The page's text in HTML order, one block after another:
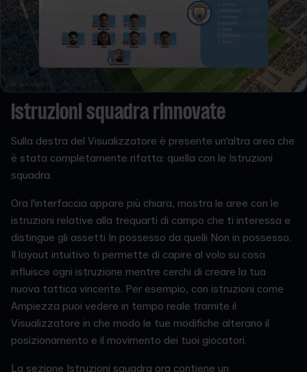
Istruzioni squadra rinnovate
Sulla destra del Visualizzatore è presente un'altra area che
è stata completamente rifatta: quella con le Istruzioni
squadra.
Ora l'interfaccia appare più chiara, mostra le aree con le
istruzioni relative alla trequarti di campo che ti interessa e
distingue gli assetti In possesso da quelli Non in possesso.
Il layout intuitivo ti permette di capire al volo su cosa
influisce ogni istruzione mentre cerchi di creare la tua
nuova tattica vincente. Per esempio, con istruzioni come
Ampiezza puoi vedere in tempo reale tramite il
Visualizzatore in che modo le tue modifiche alterano il
posizionamento e il movimento dei tuoi giocatori.
La sezione Istruzioni squadra ora contiene un